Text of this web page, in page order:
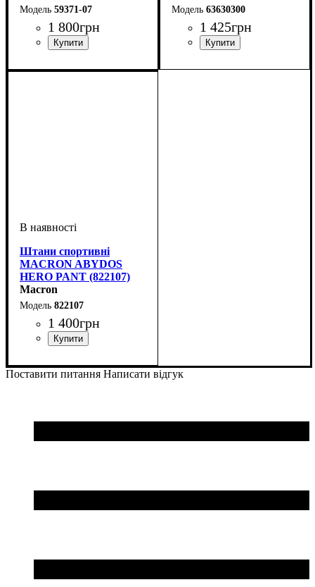
59371-07
1 800грн
63630300
1 425грн
Штани спортивні
MACRON ABYDOS
HERO PANT (822107)
Macron
822107
1 400грн
Поставити питання Написати відгук